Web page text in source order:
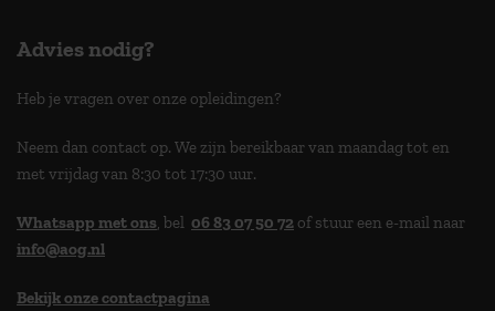
Advies nodig?
Heb je vragen over onze opleidingen?
Neem dan contact op. We zijn bereikbaar van maandag tot en
met vrijdag van 8:30 tot 17:30 uur.
Whatsapp met ons, bel 06 83 07 50 72 of stuur een e-mail naar
info@aog.nl
Bekijk onze contactpagina